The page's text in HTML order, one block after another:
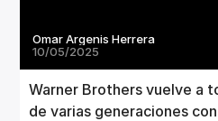
Invencible Radio
Omar Argenis Herrera
10/05/2025
Warner Brothers vuelve a
de varias generaciones